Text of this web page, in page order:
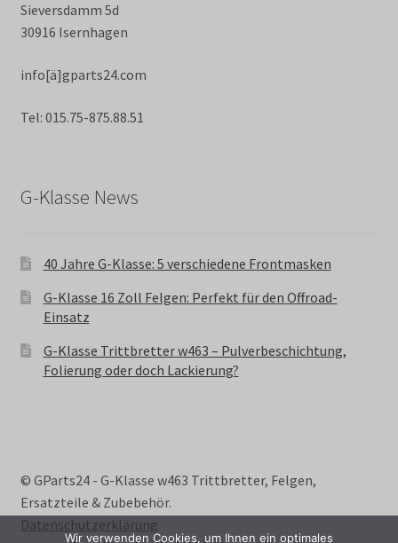
Sieversdamm 5d
30916 Isernhagen
info[ä]gparts24.com
Tel: 015.75-875.88.51
G-Klasse News
40 Jahre G-Klasse: 5 verschiedene Frontmasken
G-Klasse 16 Zoll Felgen: Perfekt für den Offroad-
Einsatz
G-Klasse Trittbretter w463 – Pulverbeschichtung,
Folierung oder doch Lackierung?
© GParts24 - G-Klasse w463 Trittbretter, Felgen,
Ersatzteile & Zubebehör.
Datenschutzerklärung
Wir verwenden Cookies, um Ihnen ein optimales